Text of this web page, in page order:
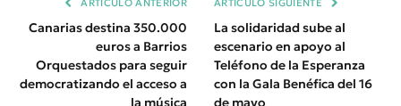
Canarias destina 350.000
euros a Barrios
Orquestados para seguir
democratizando el acceso a
la música
La solidaridad sube al
escenario en apoyo al
Teléfono de la Esperanza
con la Gala Benéfica del 16
de mayo